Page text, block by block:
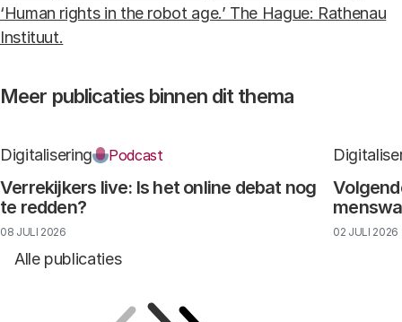
‘Human rights in the robot age.’ The Hague: Rathenau
Instituut.
Meer publicaties binnen dit thema
Alle publicaties
Verrekijkers live: Is het online debat nog
te redden?
Digitalisering Podcast
08 JULI 2026 02 JULI 2026